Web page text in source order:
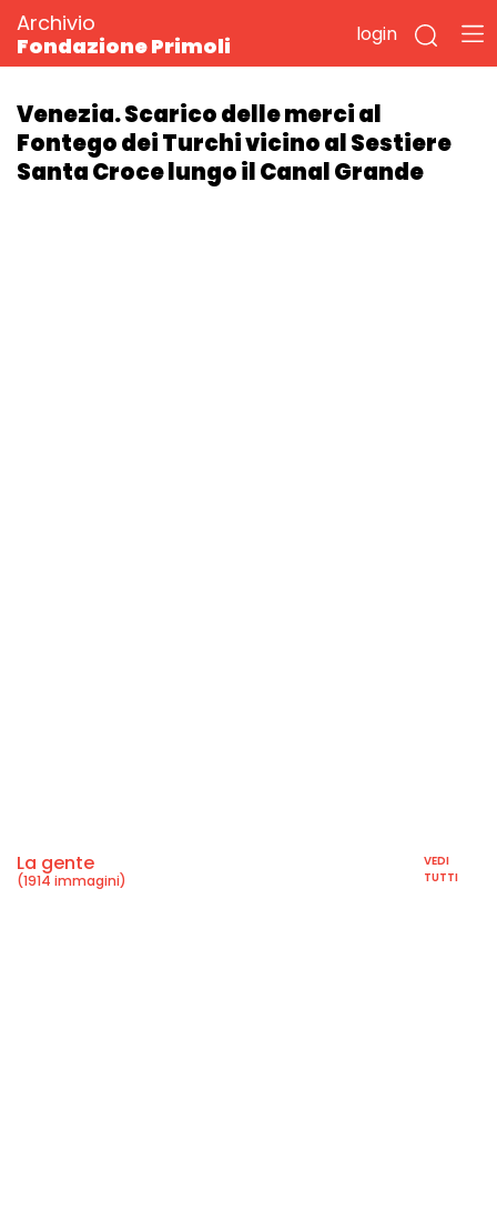
Archivio
Fondazione Primoli
login
Venezia. Scarico delle merci al
Fontego dei Turchi vicino al Sestiere
Santa Croce lungo il Canal Grande
La gente
(1914 immagini)
VEDI
TUTTI